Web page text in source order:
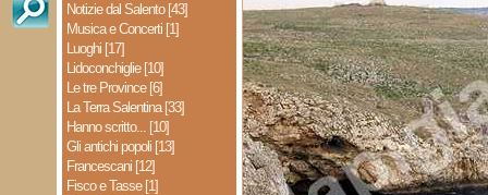
Notizie dal Salento [43]
Musica e Concerti [1]
Luoghi [17]
Lidoconchiglie [10]
Le tre Province [6]
La Terra Salentina [33]
Hanno scritto... [10]
Gli antichi popoli [13]
Francescani [12]
Fisco e Tasse [1]